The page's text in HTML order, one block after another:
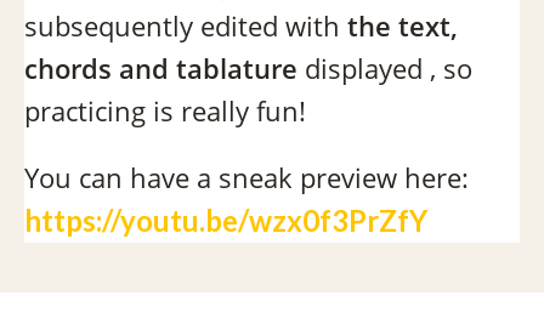
subsequently edited with the text,
chords and tablature displayed , so
practicing is really fun!
You can have a sneak preview here:
https://youtu.be/wzx0f3PrZfY